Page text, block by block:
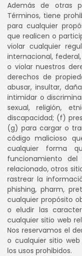
Además de otras
Términos, tiene
para cualquier
que realicen o
violar cualquier
internacional,
o violar nuestros
derechos de
abusar, insultar,
intimidar o
sexual, religión,
discapacidad; (f)
(g) para cargar o
código malicioso
cualquier forma
funcionamiento
relacionado, otros
rastrear la
phishing, pharm,
cualquier propósito
o eludir las
cualquier sitio web
Nos reservamos el
o cualquier sitio
los usos prohibidos.